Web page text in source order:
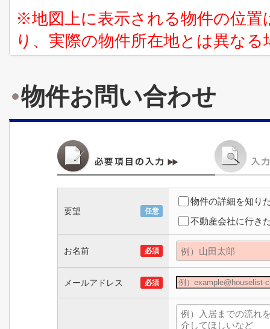
※地図上に表示される物件の位
り、実際の物件所在地とは異な
物件お問い合わせ
要望 任意
物件の詳細を知り
不動産会社に行き
お名前 必須
メールアドレス 必須